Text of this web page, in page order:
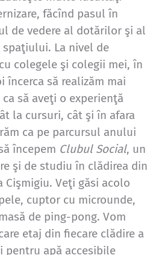
făcînd pasul în
de vedere al dotărilor şi al
La nivel de
colegele şi colegii mei, în
încerca să realizăm mai
să aveţi o experienţă
la cursuri, cât şi în afara
ca pe parcursul anului
începem Clubul Social, un
şi de studiu în clădirea din
Cişmigiu. Veţi găsi acolo
cuptor cu microunde,
de ping-pong. Vom
etaj din fiecare clădire a
apă accesibile